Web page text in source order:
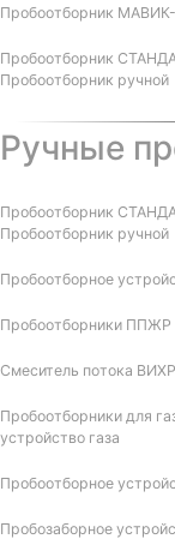
Пробоотборник
Пробоотборник
Пробоотборник ручной
Ручные
Пробоотборник
Пробоотборник ручной
Пробоотборное
Пробоотборники
Смеситель потока
Пробоотборники для
устройство газа
Пробоотборное
Пробозаборное